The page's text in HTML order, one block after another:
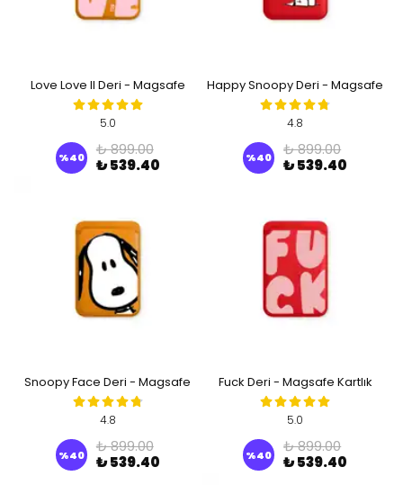
Love Love II Deri - Magsafe
Kartlık
5.0
%40
₺ 899.00
₺ 539.40
Happy Snoopy Deri - Magsafe
Kartlık
4.8
%40
₺ 899.00
₺ 539.40
Snoopy Face Deri - Magsafe
Kartlık
4.8
%40
₺ 899.00
₺ 539.40
Fuck Deri - Magsafe Kartlık
5.0
%40
₺ 899.00
₺ 539.40